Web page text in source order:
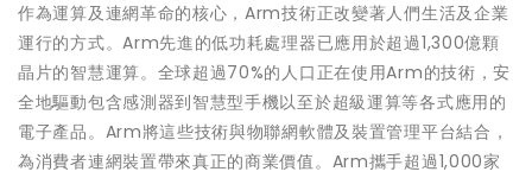
作為運算及連網革命的核心，Arm技術正改變著人們生活及企業
運行的方式。Arm先進的低功耗處理器已應用於超過1,300億顆
晶片的智慧運算。全球超過70%的人口正在使用Arm的技術，安
全地驅動包含感測器到智慧型手機以至於超級運算等各式應用的
電子產品。Arm將這些技術與物聯網軟體及裝置管理平台結合，
為消費者連網裝置帶來真正的商業價值。Arm攜手超過1,000家